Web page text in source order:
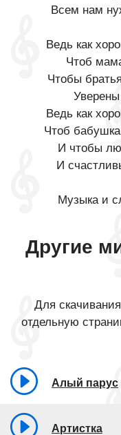
Всем нам
Ведь как
Чтоб
Чтобы
Ведь как
Чтоб
И чтобы
И
Музыка и
Другие
Для
отдельную
Алый парус
Артистка